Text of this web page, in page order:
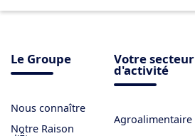
Le Groupe
Nous connaître
Notre Raison
Votre secteur
d'activité
Agroalimentaire